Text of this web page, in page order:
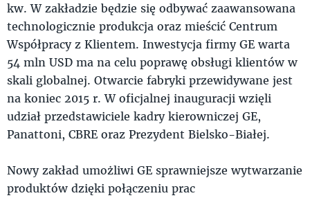
kw. W zakładzie będzie się odbywać zaawansowana
technologicznie produkcja oraz mieścić Centrum
Współpracy z Klientem. Inwestycja firmy GE warta
54 mln USD ma na celu poprawę obsługi klientów w
skali globalnej. Otwarcie fabryki przewidywane jest
na koniec 2015 r. W oficjalnej inauguracji wzięli
udział przedstawiciele kadry kierowniczej GE,
Panattoni, CBRE oraz Prezydent Bielsko-Białej.
Nowy zakład umożliwi GE sprawniejsze wytwarzanie
produktów dzięki połączeniu prac